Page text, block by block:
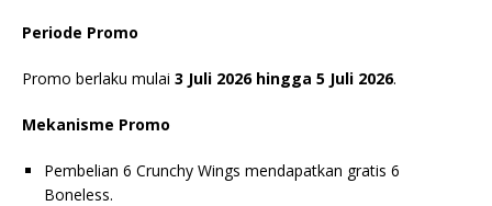
Periode Promo
Promo berlaku mulai 3 Juli 2026 hingga 5 Juli 2026.
Mekanisme Promo
Pembelian 6 Crunchy Wings mendapatkan gratis 6
Boneless.